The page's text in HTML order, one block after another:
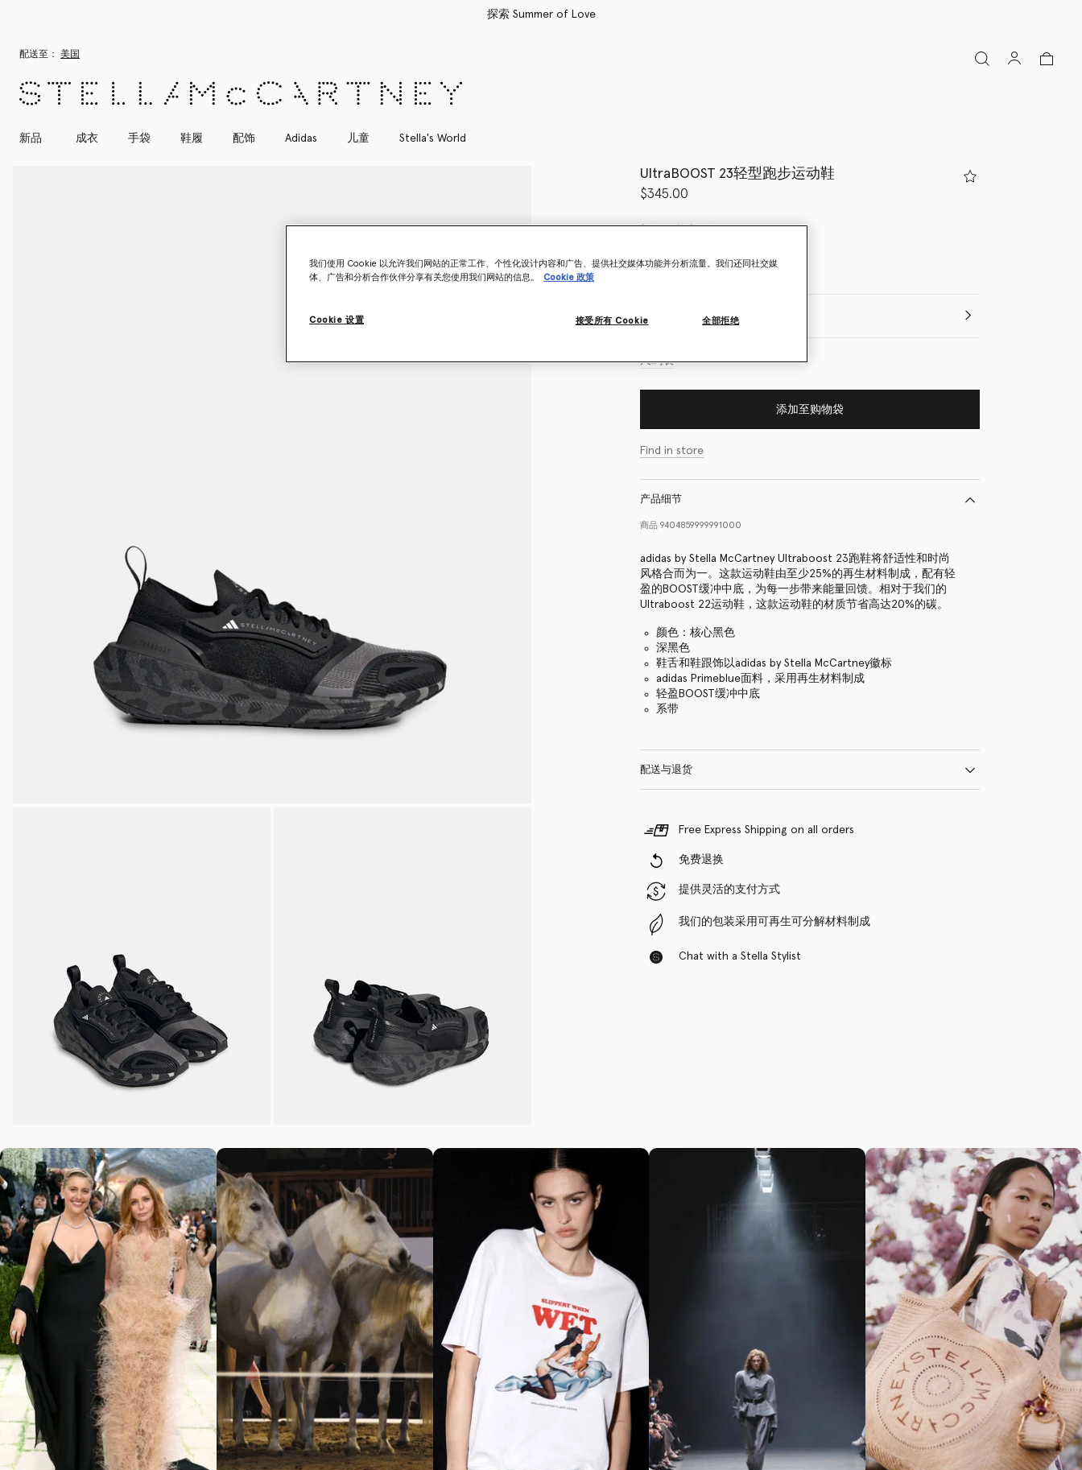
所有订单均享受免费速递服务
配送至： 美国
新品 成衣 手袋 鞋履 配饰 Adidas 儿童 Stella's World
UltraBOOST 23轻型跑步运动鞋
$345.00
颜色 核心黑色
选择大小 (UK)
尺码表
添加至购物袋
Find in store
产品细节
商品 9404859999991000
adidas by Stella McCartney Ultraboost 23跑鞋将舒适性和时尚
风格合而为一。这款运动鞋由至少25%的再生材料制成，配有轻
盈的BOOST缓冲中底，为每一步带来能量回馈。相对于我们的
Ultraboost 22运动鞋，这款运动鞋的材质节省高达20%的碳。
颜色：核心黑色
深黑色
鞋舌和鞋跟饰以adidas by Stella McCartney徽标
adidas Primeblue面料，采用再生材料制成
轻盈BOOST缓冲中底
系带
配送与退货
Free Express Shipping on all orders
免费退换
提供灵活的支付方式
我们的包装采用可再生可分解材料制成
Chat with a Stella Stylist
我们使用 Cookie 以允许我们网站的正常工作、个性化设计内容和广告、提供社交媒体功能并分析流量。我们还同社交媒
体、广告和分析合作伙伴分享有关您使用我们网站的信息。
Cookie 政策
Cookie 设置 全部拒绝
接受所有 Cookie